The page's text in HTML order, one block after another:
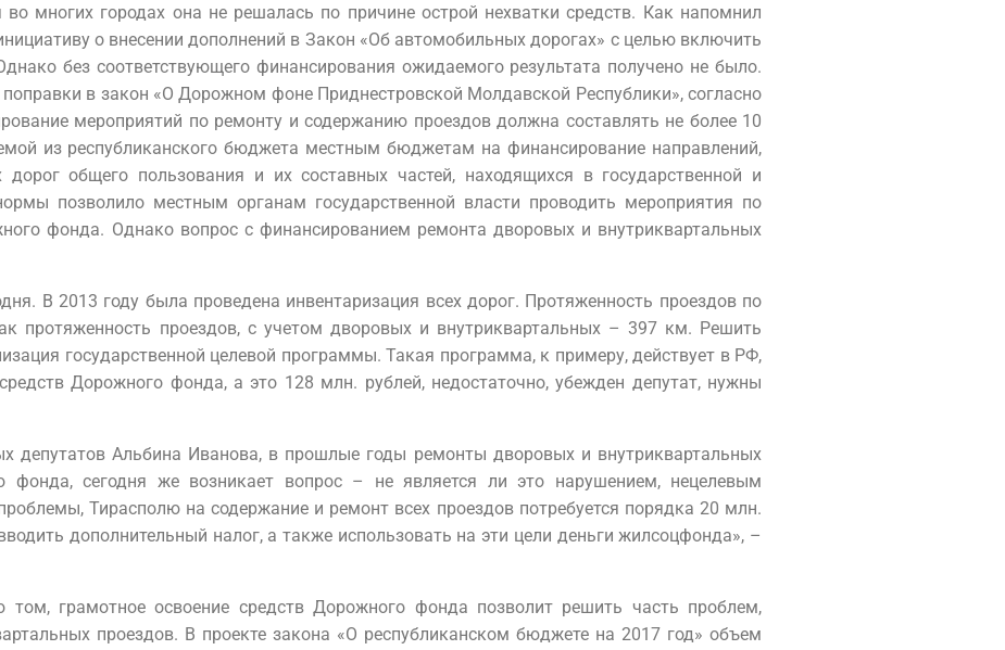
многих городах она не решалась по причине острой нехватки средств. Как напомнил
о внесении дополнений в Закон «Об автомобильных дорогах» с целью включить
без соответствующего финансирования ожидаемого результата получено не было.
в закон «О Дорожном фоне Приднестровской Молдавской Республики», согласно
мероприятий по ремонту и содержанию проездов должна составлять не более 10
из республиканского бюджета местным бюджетам на финансирование направлений,
общего пользования и их составных частей, находящихся в государственной и
позволило местным органам государственной власти проводить мероприятия по
фонда. Однако вопрос с финансированием ремонта дворовых и внутриквартальных
В 2013 году была проведена инвентаризация всех дорог. Протяженность проездов по
протяженность проездов, с учетом дворовых и внутриквартальных – 397 км. Решить
государственной целевой программы. Такая программа, к примеру, действует в РФ,
Дорожного фонда, а это 128 млн. рублей, недостаточно, убежден депутат, нужны
депутатов Альбина Иванова, в прошлые годы ремонты дворовых и внутриквартальных
фонда, сегодня же возникает вопрос – не является ли это нарушением, нецелевым
Тирасполю на содержание и ремонт всех проездов потребуется порядка 20 млн.
дополнительный налог, а также использовать на эти цели деньги жилсоцфонда», –
грамотное освоение средств Дорожного фонда позволит решить часть проблем,
проездов. В проекте закона «О республиканском бюджете на 2017 год» объем